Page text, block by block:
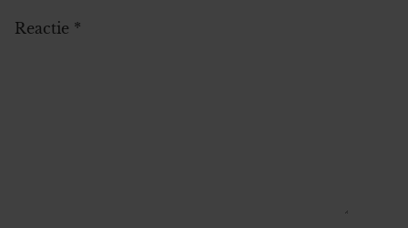
Reactie *